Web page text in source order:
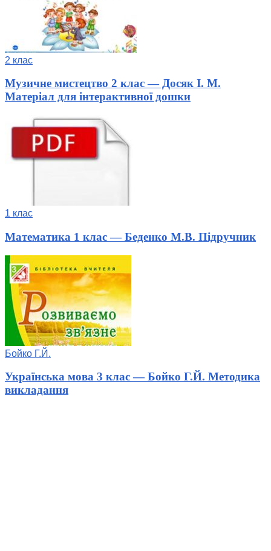
2 клас
Музичне мистецтво 2 клас — Досяк І. М.
Матеріал для інтерактивної дошки
1 клас
Математика 1 клас — Беденко М.В. Підручник
Бойко Г.Й.
Українська мова 3 клас — Бойко Г.Й. Методика
викладання